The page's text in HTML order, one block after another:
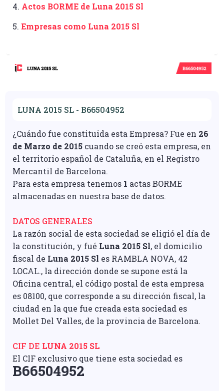
4. Actos BORME de Luna 2015 Sl
5. Empresas como Luna 2015 Sl
LUNA 2015 SL - B66504952
¿Cuándo fue constituida esta Empresa? Fue en 26
de Marzo de 2015 cuando se creó esta empresa, en
el territorio español de Cataluña, en el Registro
Mercantil de Barcelona.
Para esta empresa tenemos 1 actas BORME
almacenadas en nuestra base de datos.
DATOS GENERALES
La razón social de esta sociedad se eligió el día de
la constitución, y fué Luna 2015 Sl, el domicilio
fiscal de Luna 2015 Sl es RAMBLA NOVA, 42
LOCAL., la dirección donde se supone está la
Oficina central, el código postal de esta empresa
es 08100, que corresponde a su dirección fiscal, la
ciudad en la que fue creada esta sociedad es
Mollet Del Valles, de la provincia de Barcelona.
CIF DE LUNA 2015 SL
El CIF exclusivo que tiene esta sociedad es
B66504952